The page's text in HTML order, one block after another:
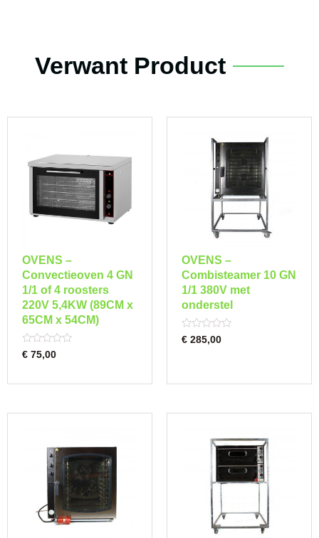
Verwant Product
OVENS –
Convectieoven 4 GN
1/1 of 4 roosters
220V 5,4KW (89CM x
65CM x 54CM)
Rated
0
€ 75,00
OVENS –
Combisteamer 10 GN
1/1 380V met
onderstel
Rated
0
€ 285,00